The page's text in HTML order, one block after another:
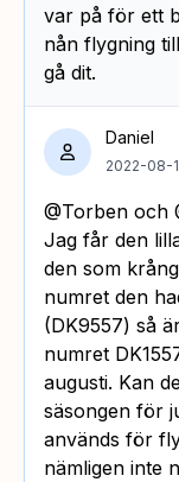
var på för ett
nån flygning
gå dit.
Daniel
2022-08-
@Torben och
Jag får den
den som
numret den
(DK9557) så
numret
augusti. Kan
säsongen för
används för
nämligen inte